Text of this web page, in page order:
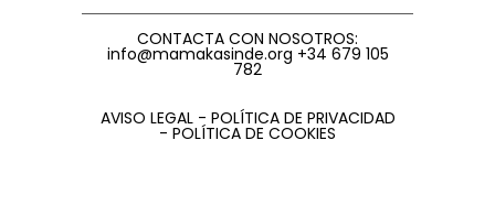
CONTACTA CON NOSOTROS:
info@mamakasinde.org +34 679 105
782
AVISO LEGAL - POLÍTICA DE PRIVACIDAD
- POLÍTICA DE COOKIES